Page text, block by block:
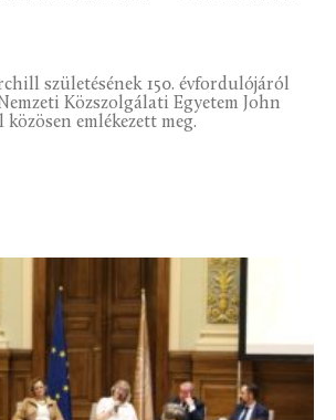
születésének 150. évfordulójáról
Közszolgálati Egyetem John
közösen emlékezett meg.